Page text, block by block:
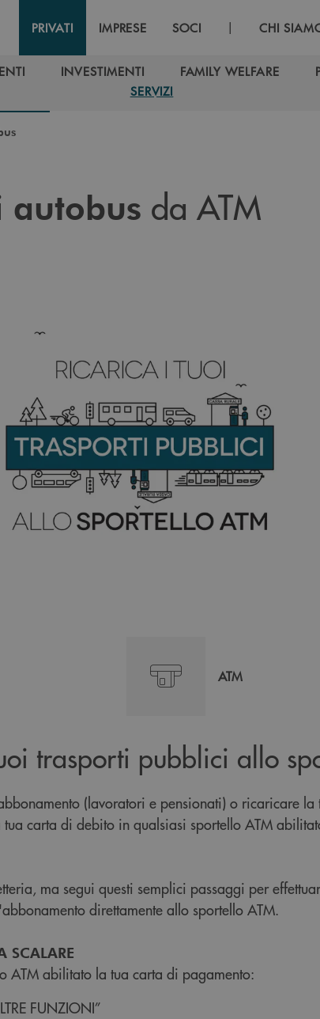
PRIVATI IMPRESE SOCI | CHI
INVESTIMENTI
INVESTIMENTI
FAMILY WELFARE
SERVIZI
autobus da ATM
ATM
trasporti pubblici allo
(lavoratori e pensionati) o ricaricare la
tua carta di debito in qualsiasi sportello ATM
ma segui questi semplici passaggi per
direttamente allo sportello ATM.
SCALARE
ATM abilitato la tua carta di pagamento:
FUNZIONI”